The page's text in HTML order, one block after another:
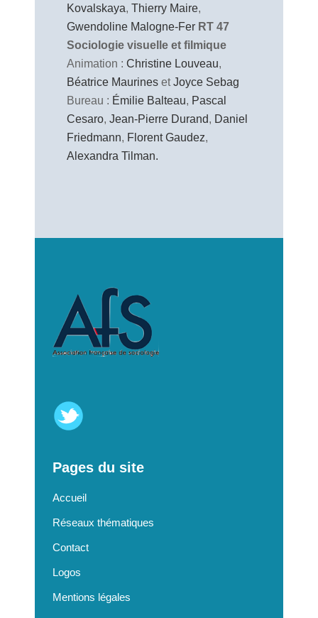
Kovalskaya, Thierry Maire,
Gwendoline Malogne-Fer RT 47
Sociologie visuelle et filmique
Animation : Christine Louveau,
Béatrice Maurines etJoyce Sebag
Bureau : Émilie Balteau, Pascal
Cesaro, Jean-Pierre Durand, Daniel
Friedmann, Florent Gaudez,
Alexandra Tilman.
Pages du site
Accueil
Réseaux thématiques
Contact
Logos
Mentions légales